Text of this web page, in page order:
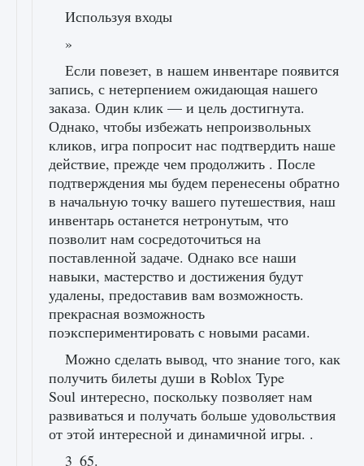
Используя входы
»
Если повезет, в нашем инвентаре появится
запись, с нетерпением ожидающая нашего
заказа. Один клик — и цель достигнута.
Однако, чтобы избежать непроизвольных
кликов, игра попросит нас подтвердить наше
действие, прежде чем продолжить . После
подтверждения мы будем перенесены обратно
в начальную точку вашего путешествия, наш
инвентарь останется нетронутым, что
позволит нам сосредоточиться на
поставленной задаче. Однако все наши
навыки, мастерство и достижения будут
удалены, предоставив вам возможность.
прекрасная возможность
поэкспериментировать с новыми расами.
Можно сделать вывод, что знание того, как
получить билеты души в Roblox Type
Soul интересно, поскольку позволяет нам
развиваться и получать больше удовольствия
от этой интересной и динамичной игры. .
3_65.